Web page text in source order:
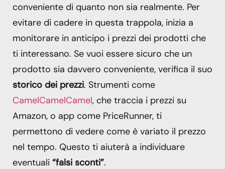
conveniente di quanto non sia realmente. Per
evitare di cadere in questa trappola, inizia a
monitorare in anticipo i prezzi dei prodotti che
ti interessano. Se vuoi essere sicuro che un
prodotto sia davvero conveniente, verifica il suo
storico dei prezzi. Strumenti come
CamelCamelCamel, che traccia i prezzi su
Amazon, o app come PriceRunner, ti
permettono di vedere come è variato il prezzo
nel tempo. Questo ti aiuterà a individuare
eventuali “falsi sconti”.